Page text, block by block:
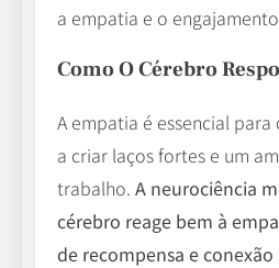
a empatia e o
Como O Cérebro
A empatia é essencial para
a criar laços fortes e um
trabalho. A neurociência
cérebro reage bem à
de recompensa e conexão